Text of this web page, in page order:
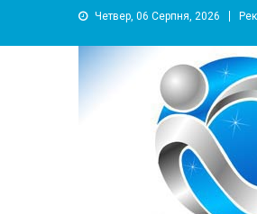
Четвер, 06 Серпня, 2026
информационный